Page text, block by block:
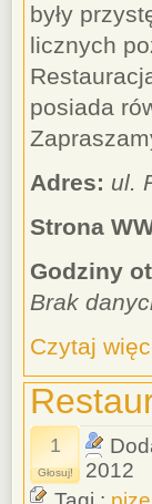
były
licznych
posiada
Adres: ul.
Strona
Godziny
Brak
Czytaj
1
Głosuj!
2012